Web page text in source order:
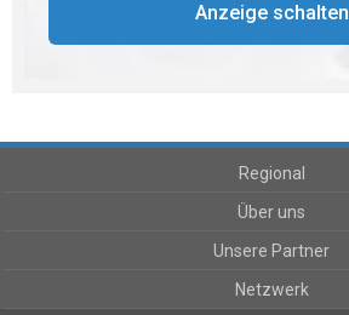
Anzeige schalten
Regional
Über uns
Unsere Partner
Netzwerk